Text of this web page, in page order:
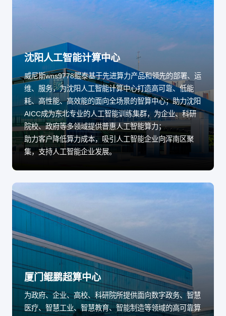
沈阳人工智能计算中心
威尼斯wns9778鲲泰基于先进算力产品和领先的部署、运
维、服务，为沈阳人工智能计算中心打造高可靠、低能
耗、高性能、高效能的面向全场景的智算中心；助力沈阳
AICC成为东北专业的人工智能训练集群，为企业、科研
院校、政府等多领域提供普惠人工智能算力；
助力客户降低算力成本，吸引人工智能企业向浑南区聚
集，支持人工智能企业发展。
厦门鲲鹏超算中心
为政府、企业、高校、科研院所提供面向数字政务、智慧
医疗、智慧工业、智慧教育、智能制造等领域的高可靠算